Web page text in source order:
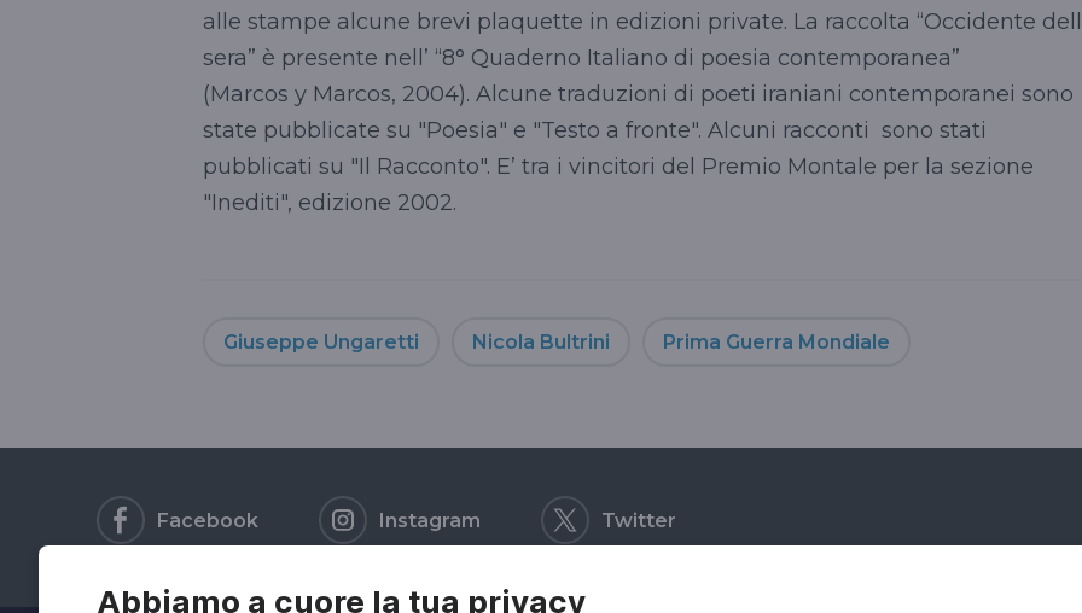
Abbiamo a cuore la tua privacy
alle stampe alcune brevi plaquette in edizioni private. La raccolta “Occidente
sera” è presente nell’ “8° Quaderno Italiano di poesia contemporanea”
(Marcos y Marcos, 2004). Alcune traduzioni di poeti iraniani contemporanei sono
state pubblicate su "Poesia" e "Testo a fronte". Alcuni racconti sono stati
pubblicati su "Il Racconto". E’ tra i vincitori del Premio Montale per la sezione
"Inediti", edizione 2002.
Giuseppe Ungaretti Nicola Bultrini Prima Guerra Mondiale
Facebook Instagram Twitter